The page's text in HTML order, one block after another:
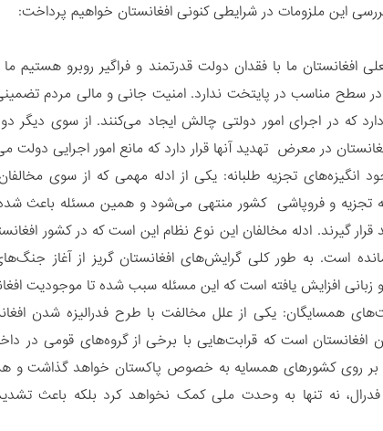
این ملزومات در شرایطی کنونی افغانستان خواهیم پرداخت:
افغانستان ما با فقدان دولت قدرتمند و فراگیر روبرو هستیم
در سطح مناسب در پایتخت ندارد. امنیت جانی و مالی مردم
که در اجرای امور دولتی چالش ایجاد می‌کنند. از سوی دیگر
تجزیه طلبانه: یکی از ادله‌ مهمی که از سوی
تجزیه و فروپاشی کشور منتهی می‌شود و همین مسئله باعث
گیرند. ادله مخالفان این نوع نظام این است که در کشور
است. به طور کلی گرایش‌های افغانستان گریز از آغاز
زبانی افزایش یافته است که این مسئله سبب شده تا موجودیت
همسایگان: یکی از علل مخالفت با طرح فدرالیزه شدن
است که قرابت‌هایی با برخی از گروه‌های قومی در
را بر روی کشورهای همسایه به خصوص پاکستان خواهد گذاشت
نه تنها به وحدت ملی کمک نخواهد کرد بلکه باعث